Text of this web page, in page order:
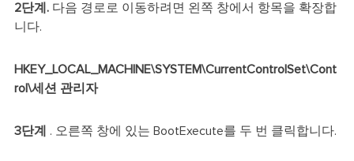
2단계.다음 경로로 이동하려면 왼쪽 창에서 항목을 확장합
니다.
HKEY_LOCAL_MACHINE\SYSTEM\CurrentControlSet\Cont
rol\세션 관리자
3단계 . 오른쪽 창에 있는 BootExecute를 두 번 클릭합니다.